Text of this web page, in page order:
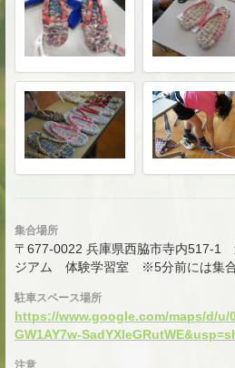
集合場所
〒677-0022 兵庫県西脇市寺内517-1
ジアム 体験学習室 ※5分前には集
駐車スペース場所
https://www.google.com/maps/d/u/
GW1AY7w-
注意